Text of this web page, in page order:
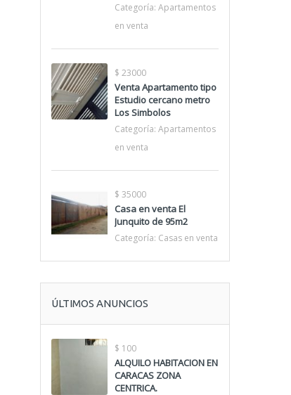
Categoría: Apartamentos
en venta
$ 23000
Venta Apartamento tipo
Estudio cercano metro
Los Simbolos
Categoría: Apartamentos
en venta
$ 35000
Casa en venta El
Junquito de 95m2
Categoría: Casas en venta
ÚLTIMOS ANUNCIOS
$ 100
ALQUILO HABITACION EN
CARACAS ZONA
CENTRICA.